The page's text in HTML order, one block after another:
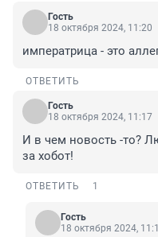
Гость
18 октября 2024, 11:20
императрица - это
ОТВЕТИТЬ
Гость
18 октября 2024, 11:17
И в чем новость -то?
за хобот!
ОТВЕТИТЬ 1
Гость
18 октября 2024,